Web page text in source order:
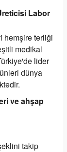
Labor
hemşire terliği
medikal
lider
dünya
ve ahşap
takip